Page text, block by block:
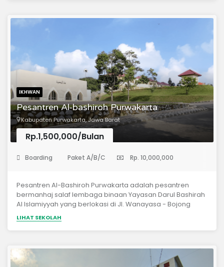
mencetak generasi Islam yang Shalaih, Hafidz, Adaptif
lurus. Aufa Islamic Boarding School berlokasi di daerah
pedesaan yang asri, nyaman dan kondusif untuk proses
kegiatan belajar mengajar, insyaAllah. Pesantren ini
pertama kali beroperasi di Tahun Pelajaran 2026/2027.
IKHWAN
Pesantren Al-bashiroh Purwakarta
Kabupaten Purwakarta, Jawa Barat
Rp.1,500,000/Bulan
Boarding Paket A/B/C Rp. 10,000,000
Pesantren Al-Bashiroh Purwakarta adalah pesantren
bermanhaj salaf lembaga binaan Yayasan Darul Bashirah
Al Islamiyyah yang berlokasi di Jl. Wanayasa - Bojong
Sawit, Desa Linggasari, Kecamatan Darangdan,
Kabupaten Purwakarta - Jawa Barat. Pesantren Al-
Bashiroh memiliki visi menjadi pesantren yang
untuk mencetak generasi muslim yang berjiwa Al-Qur’an
dan As-Sunnah serta dibekali ketereampilan
LIHAT SEKOLAH